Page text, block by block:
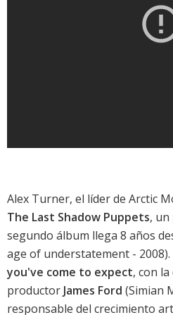
Alex Turner, el líder de Arctic
The Last Shadow Puppets, un
segundo álbum llega 8 años
age of understatement -
you've come to expect, con
productor James Ford (Simian
responsable del crecimiento